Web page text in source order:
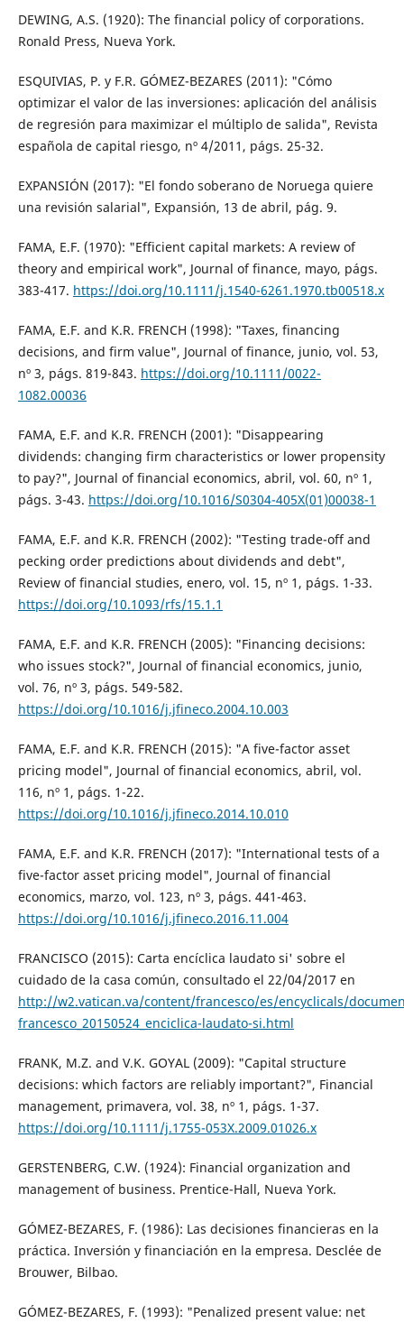
DEWING, A.S. (1920): The financial policy of corporations.
Ronald Press, Nueva York.
ESQUIVIAS, P. y F.R. GÓMEZ-BEZARES (2011): "Cómo
optimizar el valor de las inversiones: aplicación del análisis
de regresión para maximizar el múltiplo de salida", Revista
española de capital riesgo, nº 4/2011, págs. 25-32.
EXPANSIÓN (2017): "El fondo soberano de Noruega quiere
una revisión salarial", Expansión, 13 de abril, pág. 9.
FAMA, E.F. (1970): "Efficient capital markets: A review of
theory and empirical work", Journal of finance, mayo, págs.
383-417. https://doi.org/10.1111/j.1540-6261.1970.tb00518.x
FAMA, E.F. and K.R. FRENCH (1998): "Taxes, financing
decisions, and firm value", Journal of finance, junio, vol. 53,
nº 3, págs. 819-843. https://doi.org/10.1111/0022-
1082.00036
FAMA, E.F. and K.R. FRENCH (2001): "Disappearing
dividends: changing firm characteristics or lower propensity
to pay?", Journal of financial economics, abril, vol. 60, nº 1,
págs. 3-43. https://doi.org/10.1016/S0304-405X(01)00038-1
FAMA, E.F. and K.R. FRENCH (2002): "Testing trade-off and
pecking order predictions about dividends and debt",
Review of financial studies, enero, vol. 15, nº 1, págs. 1-33.
https://doi.org/10.1093/rfs/15.1.1
FAMA, E.F. and K.R. FRENCH (2005): "Financing decisions:
who issues stock?", Journal of financial economics, junio,
vol. 76, nº 3, págs. 549-582.
https://doi.org/10.1016/j.jfineco.2004.10.003
FAMA, E.F. and K.R. FRENCH (2015): "A five-factor asset
pricing model", Journal of financial economics, abril, vol.
116, nº 1, págs. 1-22.
https://doi.org/10.1016/j.jfineco.2014.10.010
FAMA, E.F. and K.R. FRENCH (2017): "International tests of a
five-factor asset pricing model", Journal of financial
economics, marzo, vol. 123, nº 3, págs. 441-463.
https://doi.org/10.1016/j.jfineco.2016.11.004
FRANCISCO (2015): Carta encíclica laudato si' sobre el
cuidado de la casa común, consultado el 22/04/2017 en
http://w2.vatican.va/content/francesco/es/encyclicals/
francesco_20150524_enciclica-laudato-si.html
FRANK, M.Z. and V.K. GOYAL (2009): "Capital structure
decisions: which factors are reliably important?", Financial
management, primavera, vol. 38, nº 1, págs. 1-37.
https://doi.org/10.1111/j.1755-053X.2009.01026.x
GERSTENBERG, C.W. (1924): Financial organization and
management of business. Prentice-Hall, Nueva York.
GÓMEZ-BEZARES, F. (1986): Las decisiones financieras en la
práctica. Inversión y financiación en la empresa. Desclée de
Brouwer, Bilbao.
GÓMEZ-BEZARES, F. (1993): "Penalized present value: net